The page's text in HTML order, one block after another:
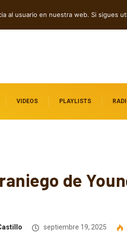
VIDEOS PLAYLISTS
de
septiembre 19, 2025
al usuario en nuestra web. Si sigues